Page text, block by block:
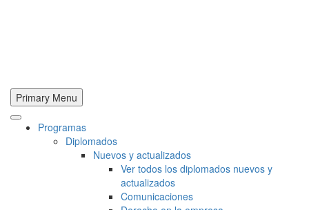
Primary Menu
Programas
Diplomados
Nuevos y actualizados
Ver todos los diplomados nuevos y
actualizados
Comunicaciones